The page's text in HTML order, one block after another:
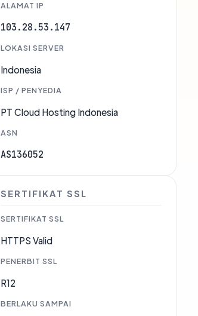
ALAMAT IP
103.28.53.147
LOKASI SERVER
Indonesia
ISP / PENYEDIA
PT Cloud Hosting Indonesia
ASN
AS136052
SERTIFIKAT SSL
SERTIFIKAT SSL
HTTPS Valid
PENERBIT SSL
R12
BERLAKU SAMPAI